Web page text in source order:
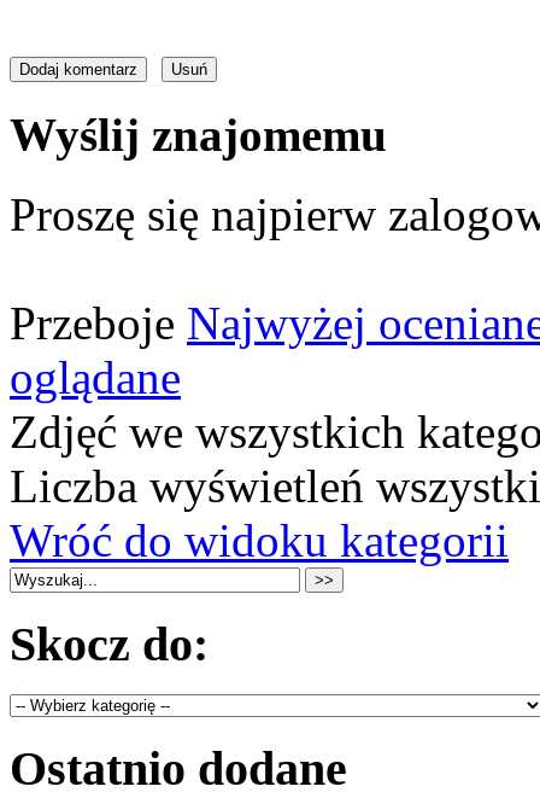
Wyślij znajomemu
Proszę się najpierw
Przeboje Najwyżej
oglądane
Zdjęć we wszystkich
Liczba wyświetleń
Wróć do widoku kategorii
Skocz do:
Ostatnio dodane